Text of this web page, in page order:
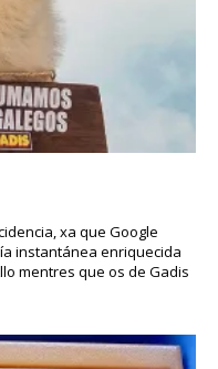
xa que Google
instantánea enriquecida
mentres que os de Gadis